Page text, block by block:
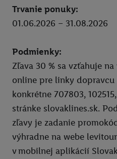
Ksebe prve sedenie
Union zľava 10 % na PZP a
Zľava 10 % na krátkodobé
Union zľava na poistenie
Zľava 10 % na celoročné
Trvanie ponuky:
01.06.2026 – 31.08.2026
Podmienky:
Zľava 30 % sa vzťahuje
online pre linky dopravcu
konkrétne 707803,
stránke slovaklines.sk.
zľavy je zadanie
výhradne na webe
v mobilnej aplikácií